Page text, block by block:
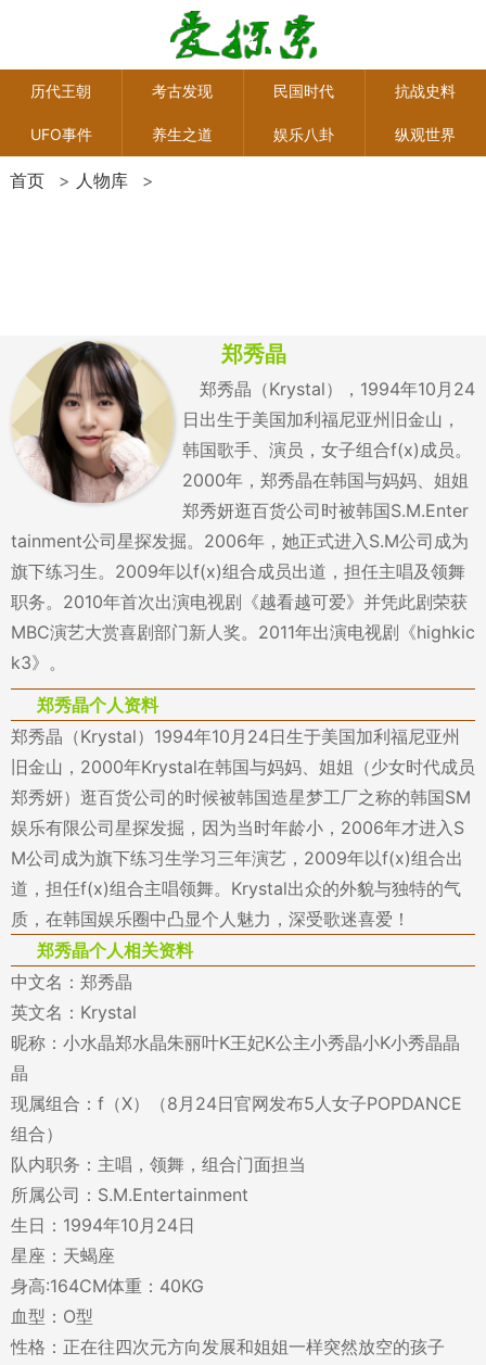
历代王朝 考古发现 民国时代 抗战史料
UFO事件 养生之道 娱乐八卦 纵观世界
首页 > 人物库 >
郑秀晶
郑秀晶（Krystal），1994年10月24
日出生于美国加利福尼亚州旧金山，
韩国歌手、演员，女子组合f(x)成员。
2000年，郑秀晶在韩国与妈妈、姐姐
郑秀妍逛百货公司时被韩国S.M.Enter
tainment公司星探发掘。2006年，她正式进入S.M公司成为
旗下练习生。2009年以f(x)组合成员出道，担任主唱及领舞
职务。2010年首次出演电视剧《越看越可爱》并凭此剧荣获
MBC演艺大赏喜剧部门新人奖。2011年出演电视剧《highkic
k3》。
郑秀晶个人资料
郑秀晶（Krystal）1994年10月24日生于美国加利福尼亚州
旧金山，2000年Krystal在韩国与妈妈、姐姐（少女时代成员
郑秀妍）逛百货公司的时候被韩国造星梦工厂之称的韩国SM
娱乐有限公司星探发掘，因为当时年龄小，2006年才进入S
M公司成为旗下练习生学习三年演艺，2009年以f(x)组合出
道，担任f(x)组合主唱领舞。Krystal出众的外貌与独特的气
质，在韩国娱乐圈中凸显个人魅力，深受歌迷喜爱！
郑秀晶个人相关资料
中文名：郑秀晶
英文名：Krystal
昵称：小水晶郑水晶朱丽叶K王妃K公主小秀晶小K小秀晶晶
晶
现属组合：f（X）（8月24日官网发布5人女子POPDANCE
组合）
队内职务：主唱，领舞，组合门面担当
所属公司：S.M.Entertainment
生日：1994年10月24日
星座：天蝎座
身高:164CM体重：40KG
血型：O型
性格：正在往四次元方向发展和姐姐一样突然放空的孩子